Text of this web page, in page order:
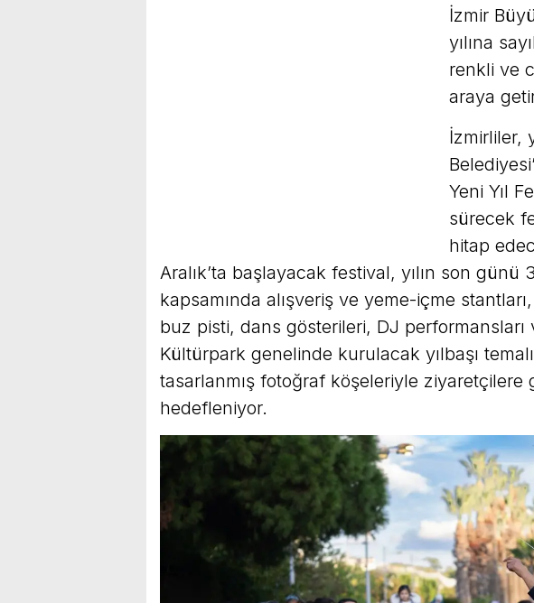
İzmir
yılına
renkli ve
araya
İzmirliler,
Yeni Yıl
sürecek
hitap
Aralık’ta başlayacak festival, yılın son günü
kapsamında alışveriş ve yeme-içme
buz pisti, dans gösterileri, DJ performansları
Kültürpark genelinde kurulacak yılbaşı
tasarlanmış fotoğraf köşeleriyle ziyaretçilere
hedefleniyor.